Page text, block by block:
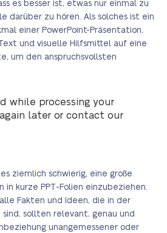
es besser ist, etwas nur einmal zu
darüber zu hören. Als solches ist ein
einer PowerPoint-Präsentation,
und visuelle Hilfsmittel auf eine
um den anspruchsvollsten
while processing your
later or contact our
ziemlich schwierig, eine große
in kurze PPT-Folien einzubeziehen.
Fakten und Ideen, die in der
sollten relevant, genau und
unangemessener oder